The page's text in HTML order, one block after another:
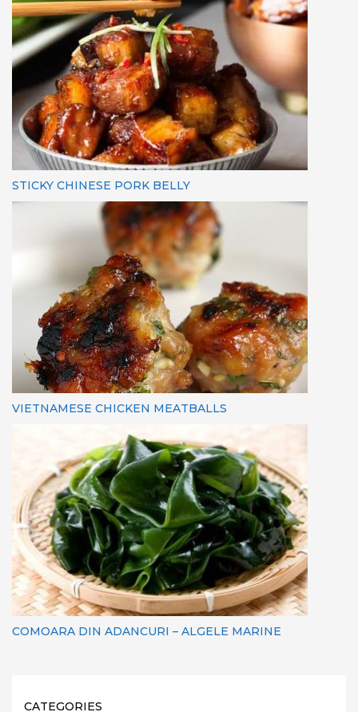
STICKY CHINESE PORK BELLY
VIETNAMESE CHICKEN MEATBALLS
COMOARA DIN ADANCURI – ALGELE MARINE
CATEGORIES